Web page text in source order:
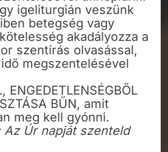
igeliturgián veszünk
betegség vagy
akadályozza a
szentírás olvasással,
megszentelésével
ENGEDETLENSÉGBŐL
BŰN, amit
meg kell gyónni.
Az Úr napját szenteld